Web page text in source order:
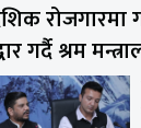
रोजगारमा
गर्दै श्रम